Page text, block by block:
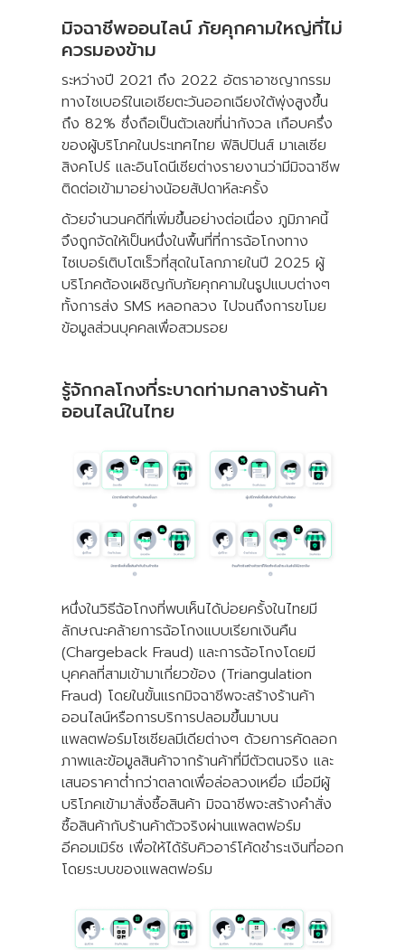
มิจฉาชีพออนไลน์ ภัยคุกคามใหญ่ที่ไม่
ควรมองข้าม
ระหว่างปี 2021 ถึง 2022 อัตราอาชญากรรม
ทางไซเบอร์ในเอเชียตะวันออกเฉียงใต้พุ่งสูงขึ้น
ถึง 82% ซึ่งถือเป็นตัวเลขที่น่ากังวล เกือบครึ่ง
ของผู้บริโภคในประเทศไทย ฟิลิปปินส์ มาเลเซีย
สิงคโปร์ และอินโดนีเซียต่างรายงานว่ามีมิจฉาชีพ
ติดต่อเข้ามาอย่างน้อยสัปดาห์ละครั้ง
ด้วยจำนวนคดีที่เพิ่มขึ้นอย่างต่อเนื่อง ภูมิภาคนี้
จึงถูกจัดให้เป็นหนึ่งในพื้นที่ที่การฉ้อโกงทาง
ไซเบอร์เติบโตเร็วที่สุดในโลกภายในปี 2025 ผู้
บริโภคต้องเผชิญกับภัยคุกคามในรูปแบบต่างๆ
ทั้งการส่ง SMS หลอกลวง ไปจนถึงการขโมย
ข้อมูลส่วนบุคคลเพื่อสวมรอย
รู้จักกลโกงที่ระบาดท่ามกลางร้านค้า
ออนไลน์ในไทย
หนึ่งในวิธีฉ้อโกงที่พบเห็นได้บ่อยครั้งในไทยมี
ลักษณะคล้ายการฉ้อโกงแบบเรียกเงินคืน
(Chargeback Fraud) และการฉ้อโกงโดยมี
บุคคลที่สามเข้ามาเกี่ยวข้อง (Triangulation
Fraud) โดยในขั้นแรกมิจฉาชีพจะสร้างร้านค้า
ออนไลน์หรือการบริการปลอมขึ้นมาบน
แพลตฟอร์มโซเชียลมีเดียต่างๆ ด้วยการคัดลอก
ภาพและข้อมูลสินค้าจากร้านค้าที่มีตัวตนจริง และ
เสนอราคาต่ำกว่าตลาดเพื่อล่อลวงเหยื่อ เมื่อมีผู้
บริโภคเข้ามาสั่งซื้อสินค้า มิจฉาชีพจะสร้างคำสั่ง
ซื้อสินค้ากับร้านค้าตัวจริงผ่านแพลตฟอร์ม
อีคอมเมิร์ซ เพื่อให้ได้รับคิวอาร์โค้ดชำระเงินที่ออก
โดยระบบของแพลตฟอร์ม